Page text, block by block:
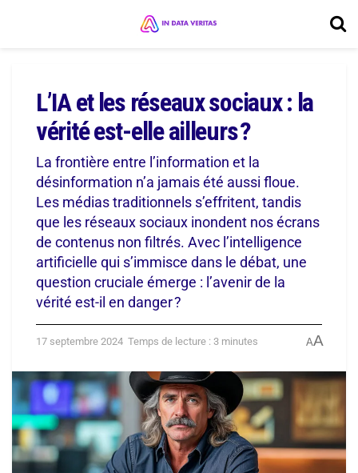
L’IA et les réseaux sociaux : la
vérité est-elle ailleurs ?
La frontière entre l’information et la
désinformation n’a jamais été aussi floue.
Les médias traditionnels s’effritent, tandis
que les réseaux sociaux inondent nos écrans
de contenus non filtrés. Avec l’intelligence
artificielle qui s’immisce dans le débat, une
question cruciale émerge : l’avenir de la
vérité est-il en danger ?
17 septembre 2024 Temps de lecture : 3 minutes AA